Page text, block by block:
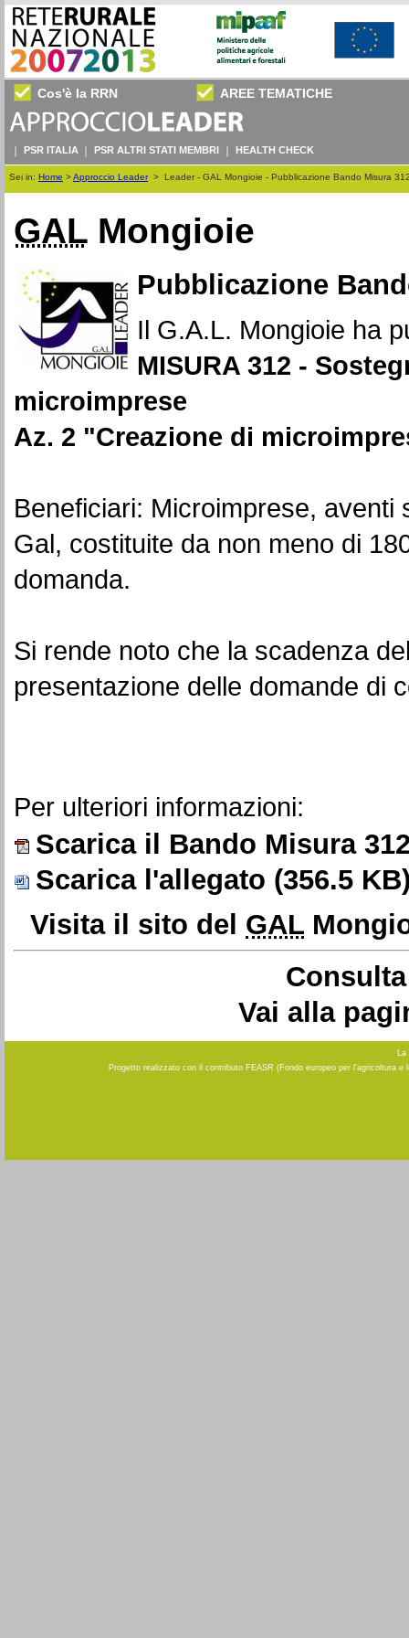
Cos'è la RRN AREE TEMATICHE
PSR ITALIA PSR ALTRI STATI MEMBRI HEALTH CHECK
Sei in: Home >Approccio Leader> Leader - GAL Mongioie - Pubblicazione Bando Misura
GAL Mongioie
Pubblicazione
Il G.A.L. Mongioie ha
MISURA 312 -
microimprese
Az. 2 "Creazione di
Beneficiari: Microimprese,
Gal, costituite da non meno di
domanda.
Si rende noto che la scadenza
presentazione delle domande di
Per ulteriori informazioni:
Scarica il Bando Misura
Scarica l'allegato (356.5
Visita il sito del GAL
Vai alla
La
Progetto realizzato con il contributo FEASR (Fondo europeo per l'agricoltura